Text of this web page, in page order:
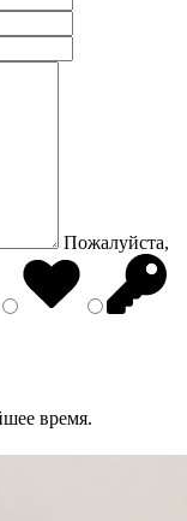
Пожалуйста,
время.